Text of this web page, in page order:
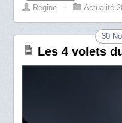
Régine ⋅ Actualité
30
Les 4 volets